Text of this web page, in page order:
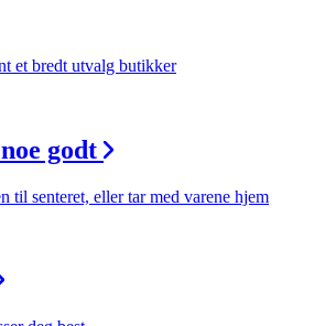
et bredt utvalg butikker
godt
til senteret, eller tar med varene hjem